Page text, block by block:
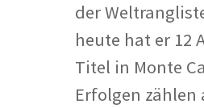
der
heute hat er 12
Titel in Monte
Erfolgen